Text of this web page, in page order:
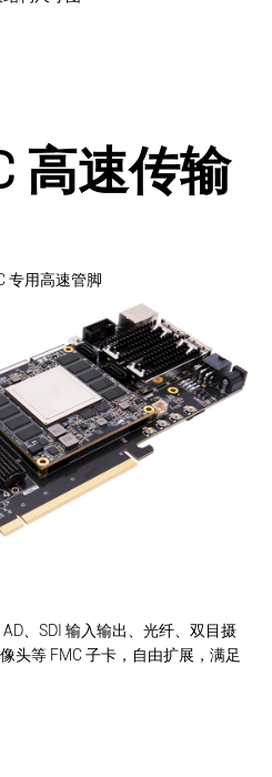
高速传输
专用高速管脚
、SDI 输入输出、光纤、双目摄
头等 FMC 子卡，自由扩展，满足